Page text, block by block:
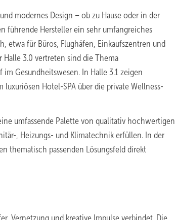
modernes Design – ob zu Hause oder in der
führende Hersteller ein sehr umfangreiches
für Büros, Flughäfen, Einkaufszentren und
3.0 vertreten sind die Thema
Gesundheitswesen. In Halle 3.1 zeigen
luxuriösen Hotel-SPA über die private Wellness-
umfassende Palette von qualitativ hochwertigen
, Heizungs- und Klimatechnik erfüllen. In der
thematisch passenden Lösungsfeld direkt
Vernetzung und kreative Impulse verbindet. Die